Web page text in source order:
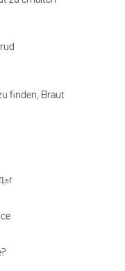
finden, Braut